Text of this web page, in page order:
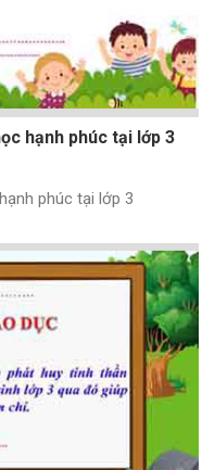
hạnh phúc tại lớp 3
phúc tại lớp 3